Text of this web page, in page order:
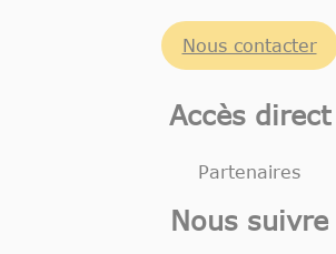
Nous contacter
Accès direct
Partenaires
Nous suivre